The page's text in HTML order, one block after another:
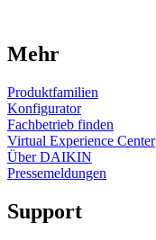
Mehr
Produktfamilien
Konfigurator
Fachbetrieb finden
Virtual Experience Center
Über DAIKIN
Pressemeldungen
Support